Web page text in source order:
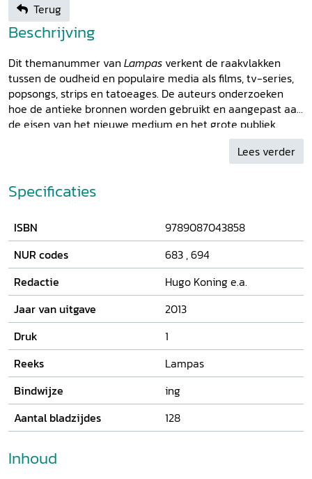
Terug
Beschrijving
Dit themanummer van Lampas verkent de raakvlakken
tussen de oudheid en populaire media als films, tv-series,
popsongs, strips en tatoeages. De auteurs onderzoeken
hoe de antieke bronnen worden gebruikt en aangepast aan
de eisen van het nieuwe medium en het grote publiek.
Overkoepelend thema bij de boeiende voorbeelden van de
voortdurende belangstelling voor de wereld van de Grieken
bezighouden met deze vorm van receptie. Is de populaire
cultuur te min voor classici? Zijn zij verplicht zich daarmee
interpretaties van de oudheid misschien zelfs nog wat
leren over hun eigen vakgebied?
Lees verder
Specificaties
ISBN
9789087043858
NUR codes
683 ,694
Redactie
Hugo Koning e.a.
Jaar van uitgave
2013
Druk
1
Reeks
Lampas
Bindwijze
ing
Aantal bladzijdes
128
Inhoud